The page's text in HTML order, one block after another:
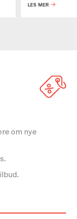
LES MER
om nye